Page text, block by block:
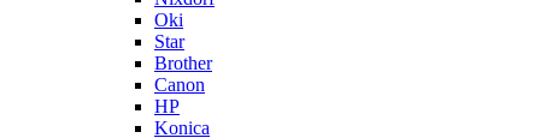
Oki
Star
Brother
Canon
HP
Konica